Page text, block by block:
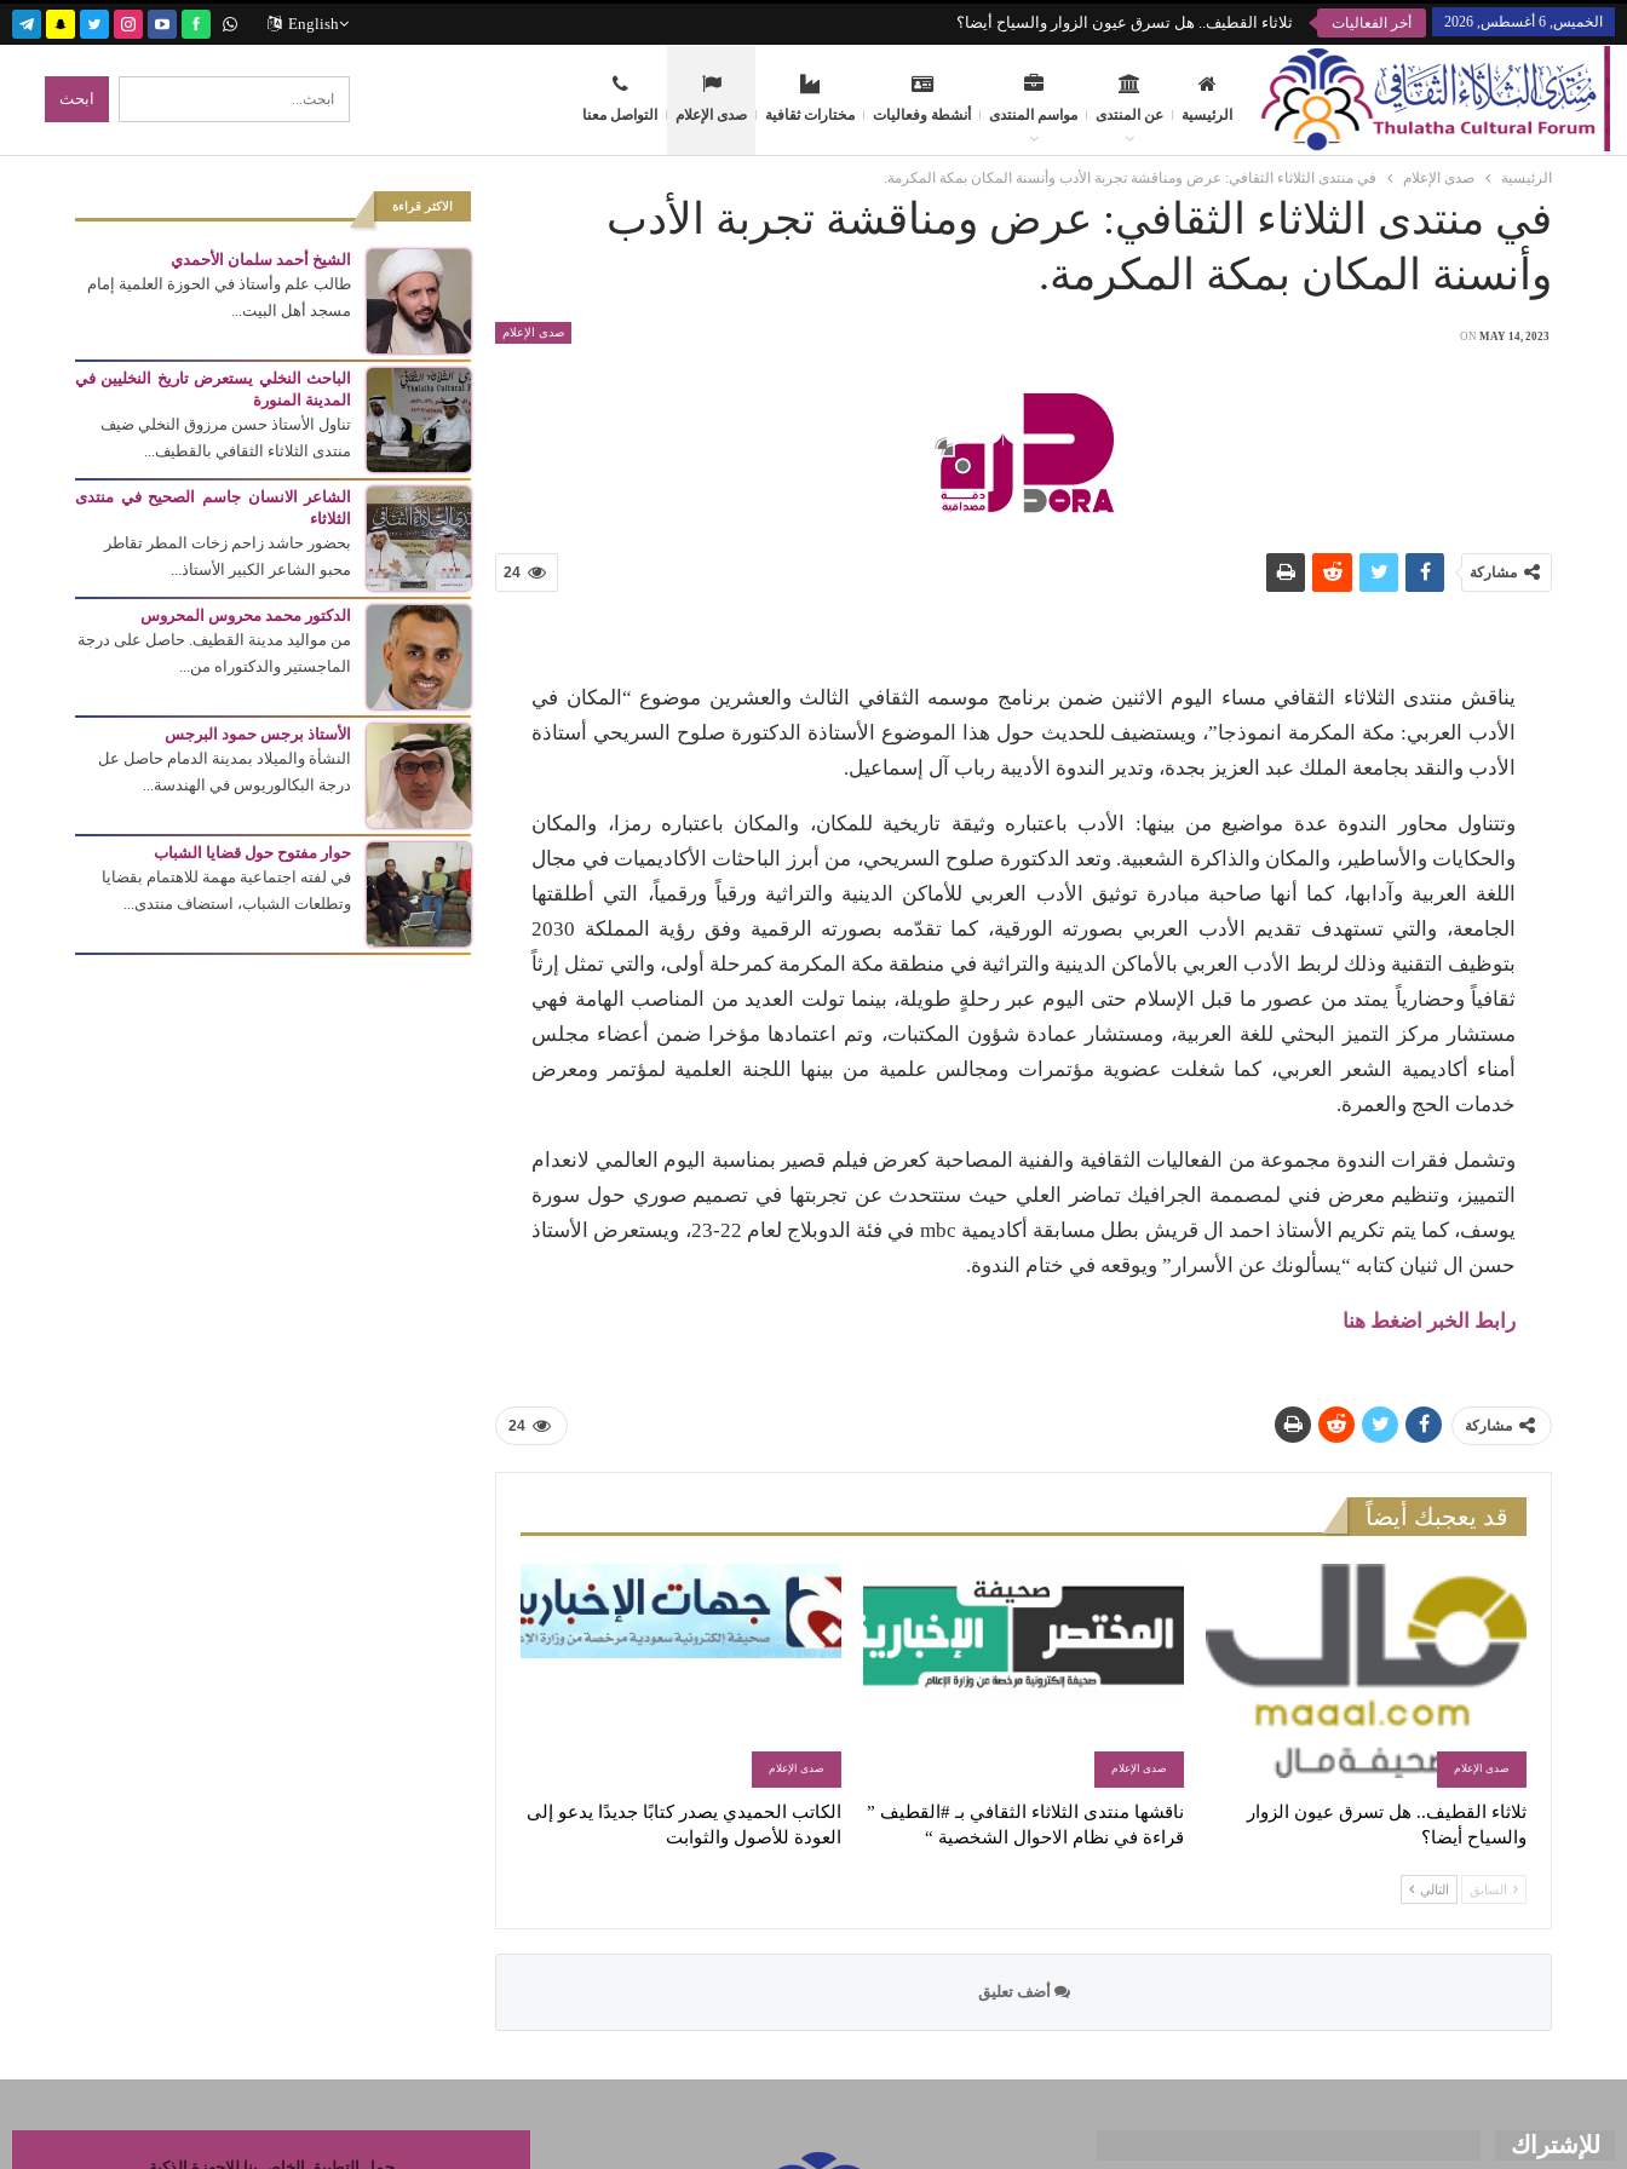
English الخميس, 6 أغسطس, 2026 أخر الفعاليات ثلاثاء القطيف.. هل تسرق عيون الزوار والسياح أيضا؟
الرئيسية عن المنتدى مواسم المنتدى أنشطة وفعاليات مختارات ثقافية صدى الإعلام التواصل معنا
الرئيسية صدى الإعلام في منتدى الثلاثاء الثقافي: عرض ومناقشة تجربة الأدب وأنسنة المكان بمكة المكرمة.
في منتدى الثلاثاء الثقافي: عرض ومناقشة تجربة الأدب
وأنسنة المكان بمكة المكرمة.
صدى الإعلام ON MAY 14, 2023
24 مشاركة
يناقش منتدى الثلاثاء الثقافي مساء اليوم الاثنين ضمن برنامج موسمه الثقافي الثالث والعشرين موضوع “المكان في
الأدب العربي: مكة المكرمة انموذجا”، ويستضيف للحديث حول هذا الموضوع الأستاذة الدكتورة صلوح السريحي أستاذة
الأدب والنقد بجامعة الملك عبد العزيز بجدة، وتدير الندوة الأديبة رباب آل إسماعيل.
وتتناول محاور الندوة عدة مواضيع من بينها: الأدب باعتباره وثيقة تاريخية للمكان، والمكان باعتباره رمزا، والمكان
والحكايات والأساطير، والمكان والذاكرة الشعبية. وتعد الدكتورة صلوح السريحي، من أبرز الباحثات الأكاديميات في مجال
اللغة العربية وآدابها، كما أنها صاحبة مبادرة توثيق الأدب العربي للأماكن الدينية والتراثية ورقياً ورقمياً، التي أطلقتها
الجامعة، والتي تستهدف تقديم الأدب العربي بصورته الورقية، كما تقدّمه بصورته الرقمية وفق رؤية المملكة 2030
بتوظيف التقنية وذلك لربط الأدب العربي بالأماكن الدينية والتراثية في منطقة مكة المكرمة كمرحلة أولى، والتي تمثل إرثاً
ثقافياً وحضارياً يمتد من عصور ما قبل الإسلام حتى اليوم عبر رحلةٍ طويلة، بينما تولت العديد من المناصب الهامة فهي
مستشار مركز التميز البحثي للغة العربية، ومستشار عمادة شؤون المكتبات، وتم اعتمادها مؤخرا ضمن أعضاء مجلس
أمناء أكاديمية الشعر العربي، كما شغلت عضوية مؤتمرات ومجالس علمية من بينها اللجنة العلمية لمؤتمر ومعرض
خدمات الحج والعمرة.
وتشمل فقرات الندوة مجموعة من الفعاليات الثقافية والفنية المصاحبة كعرض فيلم قصير بمناسبة اليوم العالمي لانعدام
التمييز، وتنظيم معرض فني لمصممة الجرافيك تماضر العلي حيث ستتحدث عن تجربتها في تصميم صوري حول سورة
يوسف، كما يتم تكريم الأستاذ احمد ال قريش بطل مسابقة أكاديمية mbc في فئة الدوبلاج لعام 22-23، ويستعرض الأستاذ
حسن ال ثنيان كتابه “يسألونك عن الأسرار” ويوقعه في ختام الندوة.
رابط الخبر اضغط هنا
24 مشاركة
قد يعجبك أيضاً
صدى الإعلام
ثلاثاء القطيف.. هل تسرق عيون الزوار
والسياح أيضا؟
صدى الإعلام
ناقشها منتدى الثلاثاء الثقافي بـ #القطيف ”
قراءة في نظام الاحوال الشخصية “
صدى الإعلام
الكاتب الحميدي يصدر كتابًا جديدًا يدعو إلى
العودة للأصول والثوابت
السابق التالي
أضف تعليق
الاكثر قراءة
الشيخ أحمد سلمان الأحمدي
طالب علم وأستاذ في الحوزة العلمية إمام
مسجد أهل البيت...
الباحث النخلي يستعرض تاريخ النخليين في
المدينة المنورة
تناول الأستاذ حسن مرزوق النخلي ضيف
منتدى الثلاثاء الثقافي بالقطيف...
الشاعر الانسان جاسم الصحيح في منتدى
الثلاثاء
بحضور حاشد زاحم زخات المطر تقاطر
محبو الشاعر الكبير الأستاذ...
الدكتور محمد محروس المحروس
من مواليد مدينة القطيف. حاصل على درجة
الماجستير والدكتوراه من...
الأستاذ برجس حمود البرجس
النشأة والميلاد بمدينة الدمام حاصل عل
درجة البكالوريوس في الهندسة...
حوار مفتوح حول قضايا الشباب
في لفته اجتماعية مهمة للاهتمام بقضايا
وتطلعات الشباب، استضاف منتدى...
للإشتراك